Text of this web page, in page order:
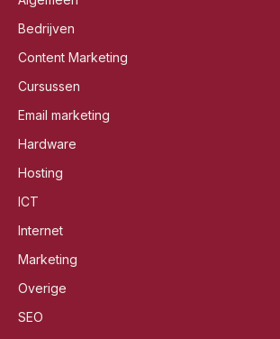
Bedrijven
Content Marketing
Cursussen
Email marketing
Hardware
Hosting
ICT
Internet
Marketing
Overige
SEO